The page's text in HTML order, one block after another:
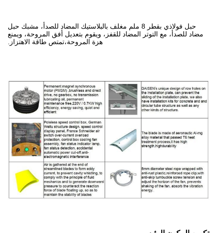
8 ملم مغلف بالبلاستيك المضاد للصدأ، مشبك حبل
ويقوم بتعديل أفق المروحة، ويمنع